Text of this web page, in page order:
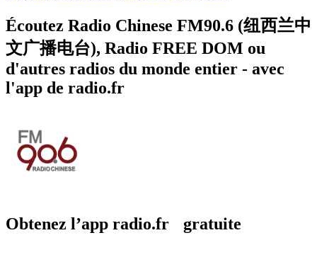
Écoutez Radio Chinese FM90.6 (纽西兰中
文广播电台), Radio FREE DOM ou
d'autres radios du monde entier - avec
l'app de radio.fr
Obtenez l’app radio.fr gratuite